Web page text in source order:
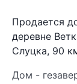
Продается
деревне
Слуцка, 90
Дом -